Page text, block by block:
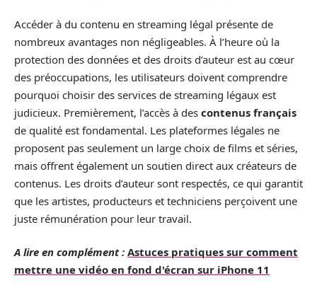
Accéder à du contenu en streaming légal présente de
nombreux avantages non négligeables. À l’heure où la
protection des données et des droits d’auteur est au cœur
des préoccupations, les utilisateurs doivent comprendre
pourquoi choisir des services de streaming légaux est
judicieux. Premièrement, l’accès à des contenus français
de qualité est fondamental. Les plateformes légales ne
proposent pas seulement un large choix de films et séries,
mais offrent également un soutien direct aux créateurs de
contenus. Les droits d’auteur sont respectés, ce qui garantit
que les artistes, producteurs et techniciens perçoivent une
juste rémunération pour leur travail.
A lire en complément : Astuces pratiques sur comment
mettre une vidéo en fond d'écran sur iPhone 11